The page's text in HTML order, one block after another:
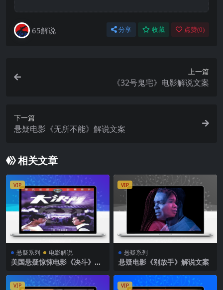
65解说 分享 收藏 点赞(0)
上一篇
《32号鬼宅》电影解说文案
下一篇
悬疑电影《无所不能》解说文案
相关文章
VIP
悬疑系列 电影解说
美国悬疑惊悚电影《决斗》解
VIP
悬疑系列
悬疑电影《别放手》解说文案
VIP VIP